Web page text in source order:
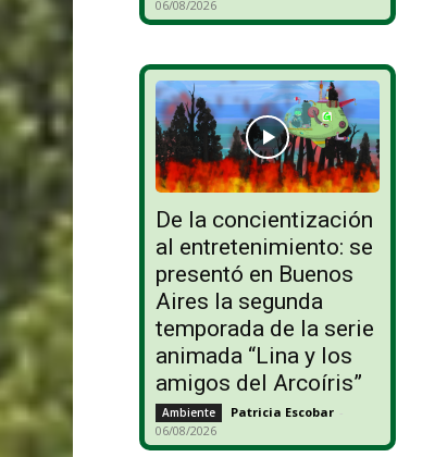
06/08/2026
De la concientización
al entretenimiento: se
presentó en Buenos
Aires la segunda
temporada de la serie
animada “Lina y los
amigos del Arcoíris”
Ambiente Patricia Escobar -
06/08/2026